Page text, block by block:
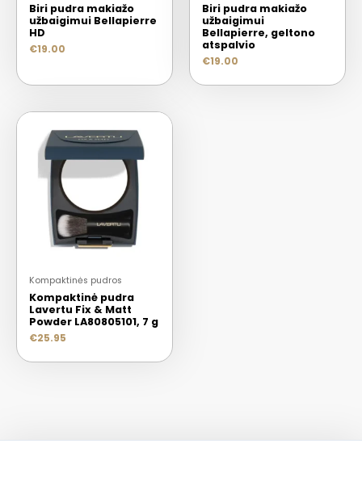
Biri pudra makiažo
užbaigimui Bellapierre
HD
€19.00
Biri pudra makiažo
užbaigimui
Bellapierre, geltono
atspalvio
€19.00
Kompaktinės pudros
Kompaktinė pudra
Lavertu Fix & Matt
Powder LA80805101, 7 g
€25.95